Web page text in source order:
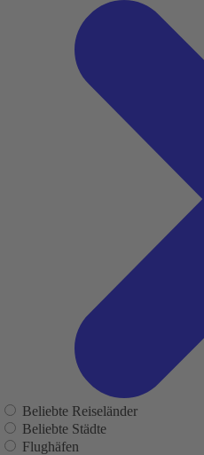
Beliebte Reiseländer
Beliebte Städte
Flughäfen